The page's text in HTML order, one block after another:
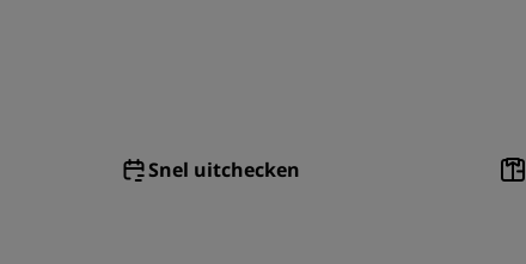
Snel uitchecken